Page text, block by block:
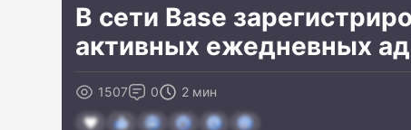
В сети Base
активных ежедневных
1507 0 2 мин